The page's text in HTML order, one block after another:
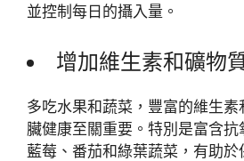
並控制每日的攝入量。
增加維生素和礦物
多吃水果和蔬菜，豐富的維生
臟健康至關重要。特別是富含
藍莓、番茄和綠葉蔬菜，有助於